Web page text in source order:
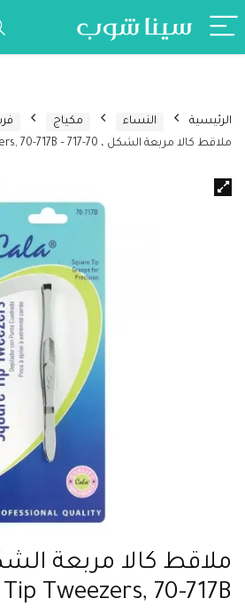
الرئيسية النساء مكياج
ملاقط كالا مربعة الشكل ، 70-717 – Cala Square Tip Tweezers, 70-717B
Tweezers, 70-717B